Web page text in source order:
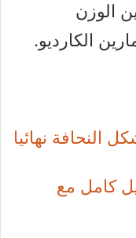
الوزن
الكارديو.
نهائيا
كامل مع